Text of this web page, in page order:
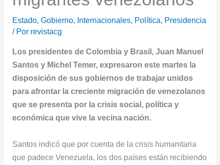
Estado,Gobierno, Internacionales, Política, Presidencia
/ Por revistacg
Los presidentes de Colombia y Brasil, Juan Manuel
Santos y Michel Temer, expresaron este martes la
disposición de sus gobiernos de trabajar unidos
para afrontar la creciente migración de venezolanos
que se presenta por la crisis social, política y
económica que vive la vecina nación.
Santos indicó que por cuenta de la crisis humanitaria
que padece Venezuela, los dos países están recibiendo